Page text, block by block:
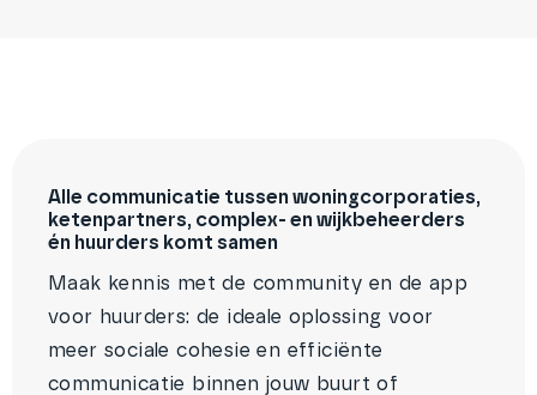
Alle communicatie tussen woningcorporaties,
ketenpartners, complex- en wijkbeheerders
én huurders komt samen
Maak kennis met de community en de app
voor huurders: de ideale oplossing voor
meer sociale cohesie en efficiënte
communicatie binnen jouw buurt of